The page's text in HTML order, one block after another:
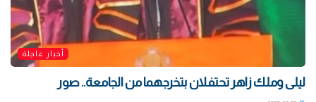
أخبار عاجلة
ليلى وملك زاهر تحتفلان بتخرجهما من الجامعة.. صور